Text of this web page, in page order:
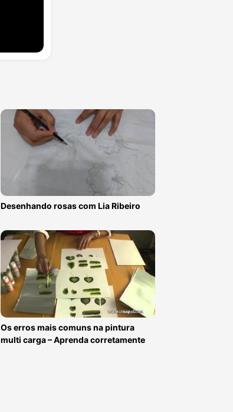
Desenhando rosas com Lia Ribeiro
Os erros mais comuns na pintura
multi carga – Aprenda corretamente